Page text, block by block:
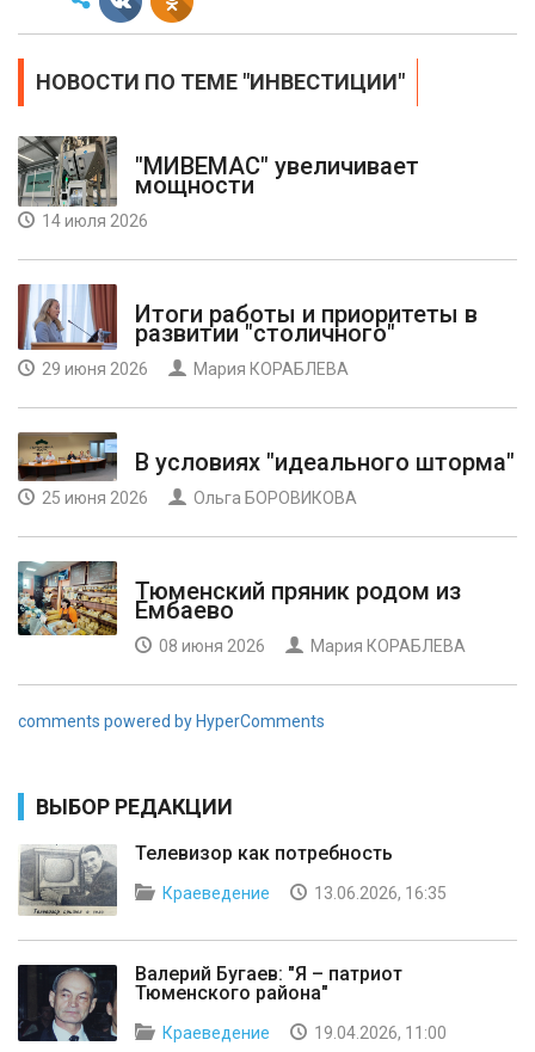
НОВОСТИ ПО ТЕМЕ "ИНВЕСТИЦИИ"
"МИВЕМАС" увеличивает
мощности
14 июля 2026
Итоги работы и приоритеты в
развитии "столичного"
29 июня 2026 Мария КОРАБЛЕВА
В условиях "идеального шторма"
25 июня 2026 Ольга БОРОВИКОВА
Тюменский пряник родом из
Ембаево
08 июня 2026 Мария КОРАБЛЕВА
comments powered by HyperComments
ВЫБОР РЕДАКЦИИ
Телевизор как потребность
Краеведение 13.06.2026, 16:35
Валерий Бугаев: "Я – патриот
Тюменского района"
Краеведение 19.04.2026, 11:00